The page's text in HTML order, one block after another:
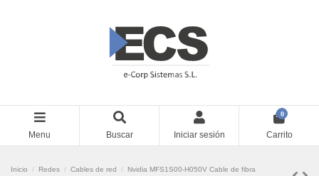
Menu Buscar Iniciar sesión
0
Carrito
Inicio Redes Cables de red
Nvidia MFS1S00-H050V Cable de fibra